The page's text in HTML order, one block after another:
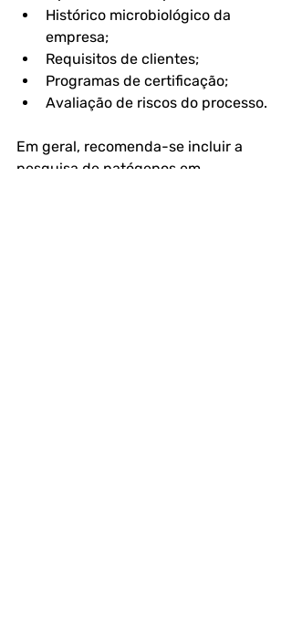
Histórico microbiológico da
empresa;
Requisitos de clientes;
Programas de certificação;
Avaliação de riscos do processo.
Em geral, recomenda-se incluir a
pesquisa de patógenos em